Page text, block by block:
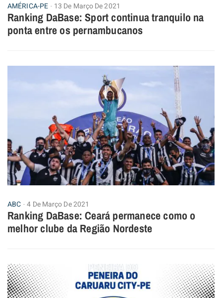
AMÉRICA-PE 13 De Março De 2021
Ranking DaBase: Sport continua tranquilo na
ponta entre os pernambucanos
ABC 4 De Março De 2021
Ranking DaBase: Ceará permanece como o
melhor clube da Região Nordeste